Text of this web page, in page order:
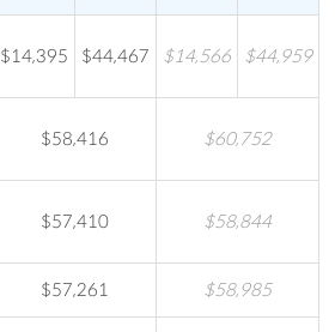
$14,395 $44,467 $14,566 $44,959
$58,416 $60,752
$57,410 $58,844
$57,261 $58,985